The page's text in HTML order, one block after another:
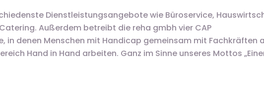
Dienstleistungsangebote wie Büroservice,
Außerdem betreibt die reha gmbh vier CAP
in denen Menschen mit Handicap gemeinsam mit Fachkräften
Hand in Hand arbeiten. Ganz im Sinne unseres Mottos